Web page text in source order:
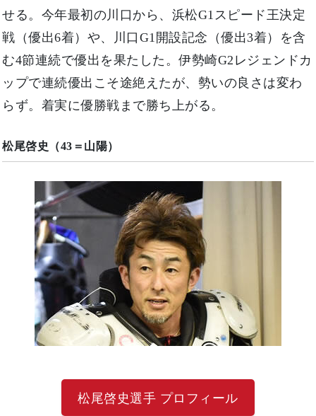
せる。今年最初の川口から、浜松G1スピード王決定
戦（優出6着）や、川口G1開設記念（優出3着）を含
む4節連続で優出を果たした。伊勢崎G2レジェンドカ
ップで連続優出こそ途絶えたが、勢いの良さは変わ
らず。着実に優勝戦まで勝ち上がる。
松尾啓史（43＝山陽）
松尾啓史選手 プロフィール